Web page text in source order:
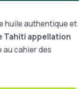
huile authentique et
Tahiti appellation
au cahier des